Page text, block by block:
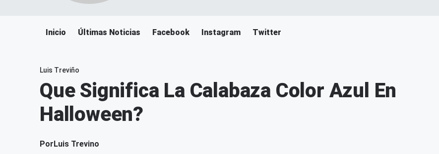
Inicio Últimas Noticias Facebook Instagram Twitter
Luis Treviño
Que Significa La Calabaza Color Azul En
Halloween?
PorLuis Trevino